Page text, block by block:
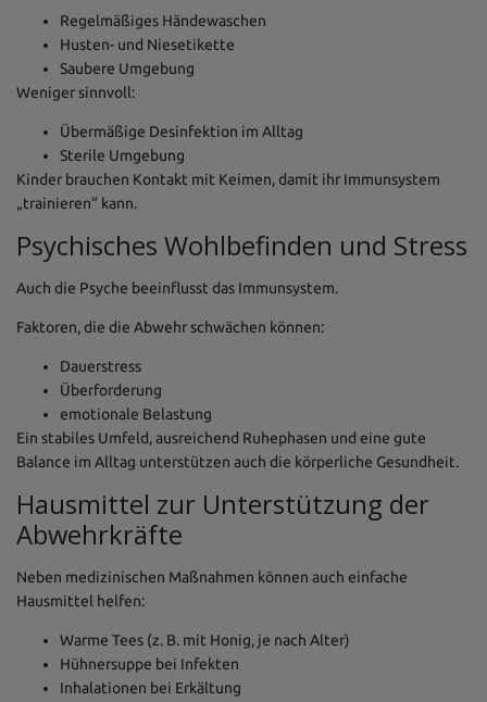
Regelmäßiges Händewaschen
Husten- und Niesetikette
Saubere Umgebung
Weniger sinnvoll:
Übermäßige Desinfektion im Alltag
Sterile Umgebung
Kinder brauchen Kontakt mit Keimen, damit ihr Immunsystem
„trainieren“ kann.
Psychisches Wohlbefinden und Stress
Auch die Psyche beeinflusst das Immunsystem.
Faktoren, die die Abwehr schwächen können:
Dauerstress
Überforderung
emotionale Belastung
Ein stabiles Umfeld, ausreichend Ruhephasen und eine gute
Balance im Alltag unterstützen auch die körperliche Gesundheit.
Hausmittel zur Unterstützung der
Abwehrkräfte
Neben medizinischen Maßnahmen können auch einfache
Hausmittel helfen:
Warme Tees (z. B. mit Honig, je nach Alter)
Hühnersuppe bei Infekten
Inhalationen bei Erkältung